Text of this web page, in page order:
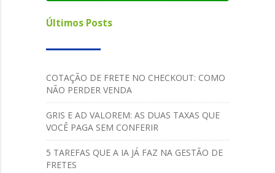
Últimos Posts
COTAÇÃO DE FRETE NO CHECKOUT: COMO
NÃO PERDER VENDA
GRIS E AD VALOREM: AS DUAS TAXAS QUE
VOCÊ PAGA SEM CONFERIR
5 TAREFAS QUE A IA JÁ FAZ NA GESTÃO DE
FRETES